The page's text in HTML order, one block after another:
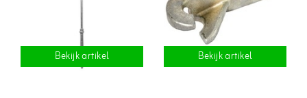
Bekijk artikel Bekijk artikel